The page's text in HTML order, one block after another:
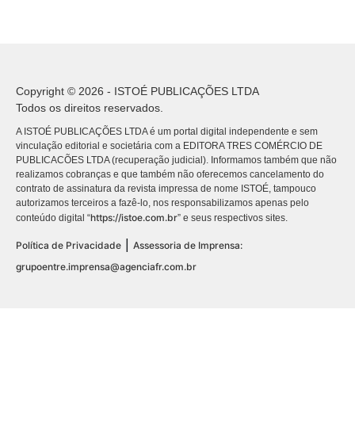
Copyright © 2026 - ISTOÉ PUBLICAÇÕES LTDA
Todos os direitos reservados.
A ISTOÉ PUBLICAÇÕES LTDA é um portal digital independente e sem
vinculação editorial e societária com a EDITORA TRES COMÉRCIO DE
PUBLICACÕES LTDA (recuperação judicial). Informamos também que não
realizamos cobranças e que também não oferecemos cancelamento do
contrato de assinatura da revista impressa de nome ISTOÉ, tampouco
autorizamos terceiros a fazê-lo, nos responsabilizamos apenas pelo
conteúdo digital “https://istoe.com.br” e seus respectivos sites.
Política de Privacidade
Assessoria de Imprensa:
grupoentre.imprensa@agenciafr.com.br